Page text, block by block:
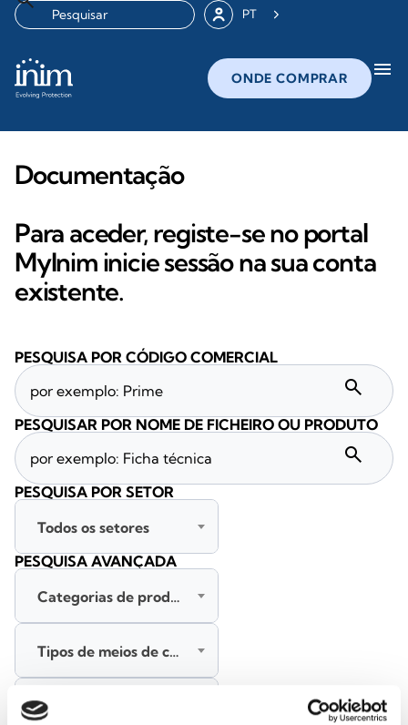
PT
ONDE COMPRAR menu
Documentação
Para aceder, registe-se no portal
MyInim inicie sessão na sua conta
existente.
PESQUISA POR CÓDIGO COMERCIAL
search
PESQUISAR POR NOME DE FICHEIRO OU PRODUTO
search
PESQUISA POR SETOR
Todos os setores
PESQUISA AVANÇADA
Categorias de produtos
Tipos de meios de comunicação
Todas as línguas